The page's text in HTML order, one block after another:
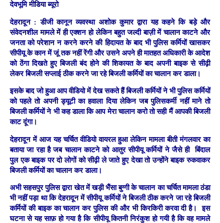
देवभूमि मीडिया ब्यूरो
देहरादून : डीजी कानून व्यवस्था अशोक कुमार द्वारा यह कहने कि बड़े और
संवेदनशील मामले में ही एक्शन हो लेकिन बहुत जल्दी बाज़ी में चालान काटने और
जनता को परेशान न करने करने की हिदायत के बाद भी पुलिस कर्मियों खासकर
सीपीयू के कान में जूं तक नहीं रेंगी और उसने अपने ही मातहत अधिकारी के आदेश
को ठेंगा दिखते हुए बिजली बंद होने की शिकायत के बाद अपनी बाइक से सीढ़ी
लेकर बिजली सप्लाई ठीक करने जा रहे बिजली कर्मियों का चालान कर डाला।
इसके बाद जो हुआ आप वीडियो में देख सकते हैं बिजली कर्मियों ने भी पुलिस कर्मियों
को पहले तो अपनी ड्यूटी का हवाला दिया लेकिन जब पुलिसकर्मी नहीं माने तो
बिजली कर्मियों ने भी कह डाला कि आप मेरा चालान करो तो सही मैं आपकी बिजली
काट दूंगा।
देहरादून में आज यह चर्चित वीडियो वायरल हुआ लेकिन मामला बीती मंगलवार का
बताया जा रहा है जब चालान काटने को आतुर सीपीयू कर्मियों ने जैसे ही बिंदाल
पुल एक बाइक पर दो लोगों को सीढ़ी ले जाते हुए देखा तो उन्होंने बाइक रुकवाकर
बिजली कर्मियों का चालान कर डाला।
अभी सहसपुर पुलिस द्वारा खेत में खड़ी भैंसा बुग्गी के चालान का चर्चित मामला ठंडा
भी नहीं पड़ा था कि देहरादून में सीपीयू कर्मियों ने बिजली ठीक करने जा रहे बिजली
कर्मियों की बाइक का चालान कर पुलिस की और भी किरकिरी करवा दी है। इस
घटना से यह साफ़ हो गया है कि सीपीयू कितनी निरंकुश हो गयी है कि वह मामले